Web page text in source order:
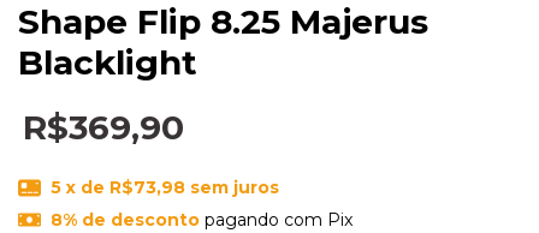
Shape Flip 8.25 Majerus
Blacklight
R$369,90
5 x de R$73,98 sem juros
8% de descontopagando com Pix